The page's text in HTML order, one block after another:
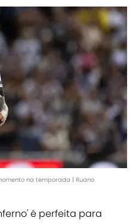
na temporada | Ruano
é perfeita para